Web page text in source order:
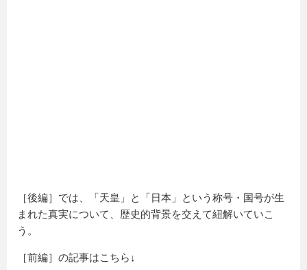
［後編］では、「天皇」と「日本」という称号・国号が生
まれた真実について、歴史的背景を交えて紐解いていこ
う。
［前編］の記事はこちら↓